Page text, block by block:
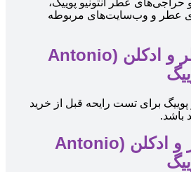
عطر و وب‌سایت‌های مربوطه
خرید دکانت عطر و ادکلن (Antonio
پوییگ برای تست رایحه قبل از خرید
باشد.
خصوصیات عطر و ادکلن (Antonio